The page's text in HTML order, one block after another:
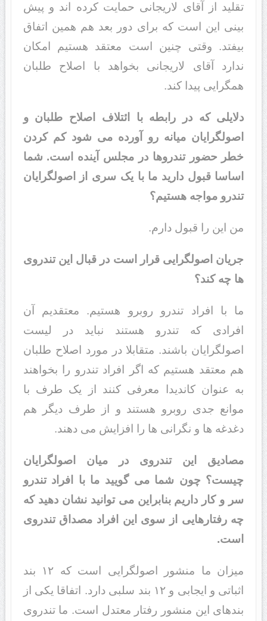
تقلید از آقای لاریجانی حمایت کرده اند و پیش
بینی این است که برای دور بعد هم همین اتفاق
بیفتد. وقتی چنین است معتقد هستیم امکان
ندارد آقای لاریجانی بخواهد با اصلاح طلبان
همگرایی پیدا کند.
دلایلی که در رابطه با ائتلاف اصلاح طلبان و
اصولگرایان میانه رو آورده می شود کم کردن
خطر حضور تندروها در مجلس آینده است. شما
اساسا قبول دارید ما با یک سری از اصولگرایان
تندرو مواجه هستیم؟
من این را قبول دارم.
جریان اصولگرایی قرار است در قبال این تندروی
ها چه کند؟
ما با افراد تندرو روبرو هستیم. معتقدیم آن
افرادی که تندرو هستند نباید در لیست
اصولگرایان باشند. متقابلا در مورد اصلاح طلبان
هم معتقد هستیم که اگر افراد تندرو را بخواهند
به عنوان کاندیدا معرفی کنند از یک طرف با
موانع جدی روبرو هستند و از طرف دیگر هم
دغدغه ها و نگرانی ها را افزایش می دهند.
مصادیق این تندروی در میان اصولگرایان
چیست؟ چون شما می گویید ما با افراد تندرو
سر و کار داریم بنابراین می توانید نشان دهید که
چه رفتارهایی از سوی این افراد مصداق تندروی
است.
میزان ما منشور اصولگرایی است که ۱۲ بند
اثباتی و ایجابی و ۱۲ بند سلبی دارد. اتفاقا یکی از
بندهای این منشور رفتار معتدل است. ما تندروی